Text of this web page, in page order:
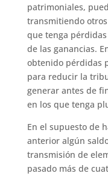
patrimoniales,
transmitiendo
que tenga
de las ganancias.
obtenido pérdidas
para reducir la
generar antes de
en los que tenga
En el supuesto de
anterior algún
transmisión de
pasado más de